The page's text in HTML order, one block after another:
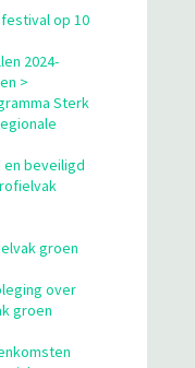
op 10
2024-
>
Sterk
en beveiligd
groen
over
groen